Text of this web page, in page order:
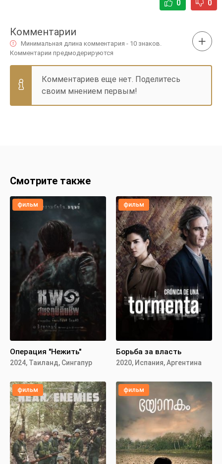
0 0
Комментарии
Минимальная длина комментария - 10 знаков.
Комментарии предмодерируются
Комментариев еще нет. Поделитесь
своим мнением первым!
Смотрите также
фильм
Операция "Нежить"
2024, Таиланд, Сингапур
фильм
Борьба за власть
2020, Испания, Аргентина
фильм фильм